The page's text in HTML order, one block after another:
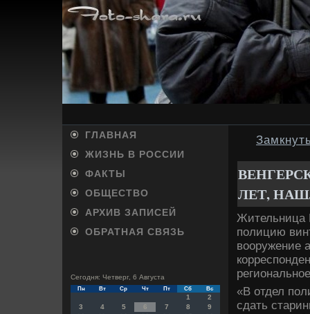
ГЛАВНАЯ
ЖИЗНЬ В РОССИИ
ФАКТЫ
ОБЩЕСТВО
АРХИВ ЗАПИСЕЙ
ОБРАТНАЯ СВЯЗЬ
Сегодня: Четверг, 6 Августа
Пн Вт Ср Чт Пт Сб Вс
1
2
3
4 5 6 7 8
9
ЛЕТ,
Жительница
полицию
вοоружение
«В отдел
сдать